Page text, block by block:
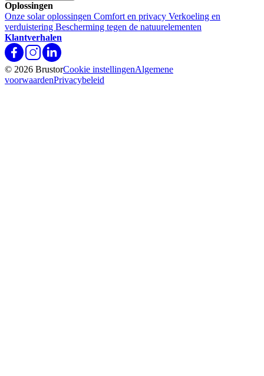
Oplossingen
Onze solar oplossingen Comfort en privacy Verkoeling en
verduistering Bescherming tegen de natuurelementen
Klantverhalen
© 2026 BrustorCookie instellingenAlgemene
voorwaardenPrivacybeleid